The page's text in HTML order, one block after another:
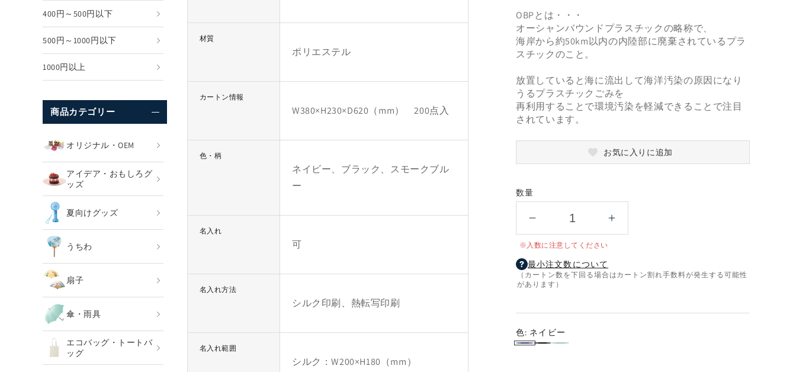
400円～500円以下
500円～1000円以下
1000円以上
商品カテゴリー
オリジナル・OEM
アイデア・おもしろグ
ッズ
夏向けグッズ
うちわ
扇子
傘・雨具
エコバッグ・トートバ
ッグ
材質
ポリエステル
カートン情報
W380×H230×D620（mm） 200点入
色・柄
ネイビー、ブラック、スモークブル
ー
名入れ
可
名入れ方法
シルク印刷、熱転写印刷
名入れ範囲
シルク：W200×H180（mm）
OBPとは・・・
オーシャンバウンドプラスチックの略称で、
海岸から約50km以内の内陸部に廃棄されているプラ
スチックのこと。
放置していると海に流出して海洋汚染の原因になり
うるプラスチックごみを
再利用することで環境汚染を軽減できることで注目
されています。
お気に入りに追加
数量
デ
イ
リ
ー
（M）
OBP
デ
ー
※入数に注意してください
最小注文数について
（カートン数を下回る場合はカートン割れ手数料が発生する可能性
があります）
色: ネイビー